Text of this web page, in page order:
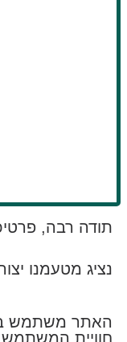
תודה רבה,
נציג מטעמנו
חוויית